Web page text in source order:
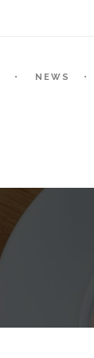
NEWS